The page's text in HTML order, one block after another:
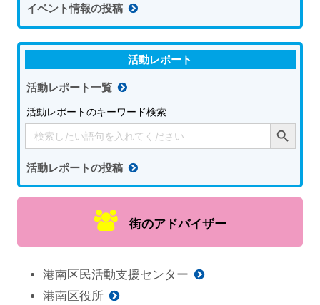
イベント情報の投稿
活動レポート
活動レポート一覧
活動レポートのキーワード検索
Search
for:
Search Button
活動レポートの投稿
街のアドバイザー
港南区民活動支援センター
港南区役所